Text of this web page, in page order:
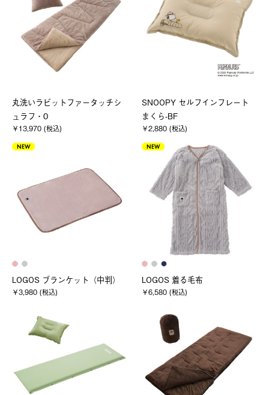
丸洗いラビットファータッチシ
ュラフ・0
￥13,970 (税込)
SNOOPY セルフインフレート
まくら-BF
￥2,880 (税込)
NEW
LOGOS ブランケット（中判）
￥3,980 (税込)
NEW
LOGOS 着る毛布
￥6,580 (税込)